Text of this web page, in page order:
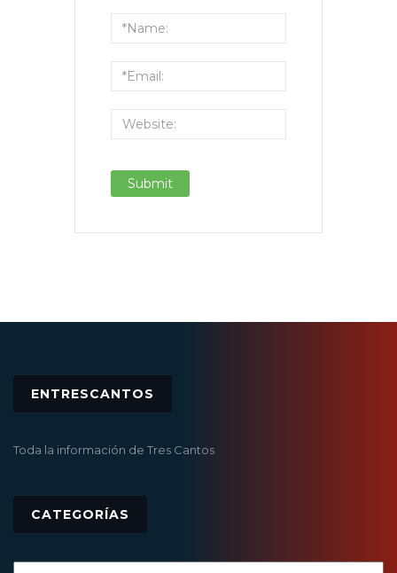
ENTRESCANTOS
Toda la información de Tres Cantos
CATEGORÍAS